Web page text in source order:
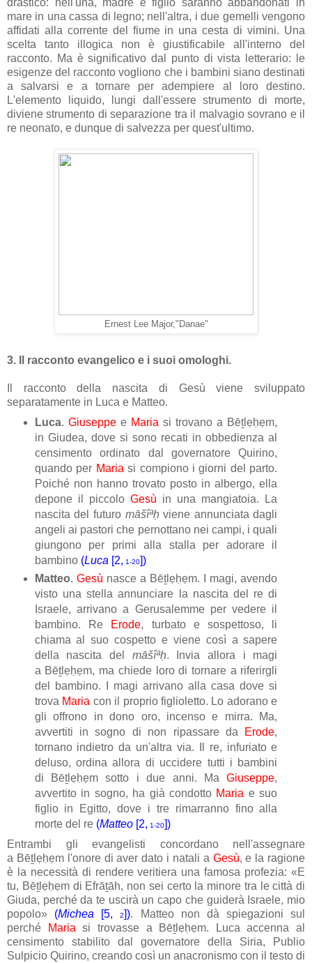
mare in una cassa di legno; nell'altra, i due gemelli vengono
affidati alla corrente del fiume in una cesta di vimini. Una
scelta tanto illogica non è giustificabile all'interno del
racconto. Ma è significativo dal punto di vista letterario: le
esigenze del racconto vogliono che i bambini siano destinati
a salvarsi e a tornare per adempiere al loro destino.
L'elemento liquido, lungi dall'essere strumento di morte,
diviene strumento di separazione tra il malvagio sovrano e il
re neonato, e dunque di salvezza per quest'ultimo.
Ernest Lee Major,"Danae"
3. Il racconto evangelico e i suoi omologhi.
Il racconto della nascita di Gesù
viene sviluppato
separatamente in Luca e Matteo.
Luca. Giuseppe e Mariasi trovano a Bēṯlẹḥẹm,
in Giudea, dove si sono recati in obbedienza al
censimento ordinato dal governatore Quirino,
quando per Mariasi compiono i giorni del parto.
Poiché non hanno trovato posto in albergo, ella
depone il piccolo Gesù in una mangiatoia. La
nascita del futuro māšîªḥviene annunciata dagli
angeli ai pastori che pernottano nei campi, i quali
giungono per primi alla stalla per adorare il
bambino (Luca [2, 1-20])
Matteo. Gesù nasce a Bēṯlẹḥẹm. I magi, avendo
visto una stella annunciare la nascita del re di
Israele, arrivano a Gerusalemme per vedere il
bambino. Re
Erode, turbato e sospettoso, li
chiama al suo cospetto e viene così a sapere
della nascita del māšîªḥ. Invia allora i magi
a Bēṯlẹḥẹm, ma chiede loro di tornare a riferirgli
del bambino. I magi arrivano alla casa dove si
trova Maria con il proprio figlioletto. Lo adorano e
gli offrono in dono oro, incenso e mirra. Ma,
avvertiti in sogno di non ripassare da Erode,
tornano indietro da un'altra via. Il re, infuriato e
deluso, ordina allora di uccidere tutti i bambini
di Bēṯlẹḥẹm sotto i due anni. MaGiuseppe,
avvertito in sogno, ha già condotto Maria e suo
figlio in Egitto, dove i tre rimarranno fino alla
morte del re (Matteo [2, 1-20])
Entrambi gli evangelisti concordano nell'assegnare
a Bēṯlẹḥẹm l'onore di aver dato i natali a Gesù, e la ragione
è la necessità di rendere veritiera una famosa profezia: «E
tu, Bēṯlẹḥẹm di Ẹfrāṯāh, non sei certo la minore tra le città di
Giuda, perché da te uscirà un capo che guiderà Israele, mio
popolo» (Michea [5,2]). Matteo non dà spiegazioni sul
perché
Mariasi trovasse a Bēṯlẹḥẹm. Luca accenna al
censimento stabilito dal governatore della Siria, Publio
Sulpicio Quirino, creando così un anacronismo con il testo di